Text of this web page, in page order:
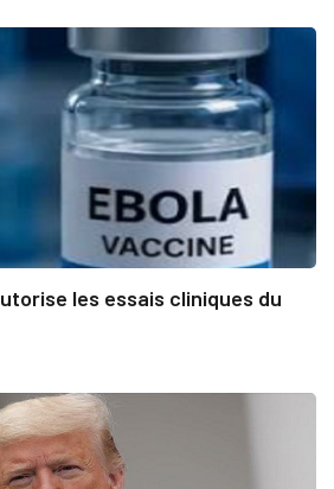
les essais cliniques du